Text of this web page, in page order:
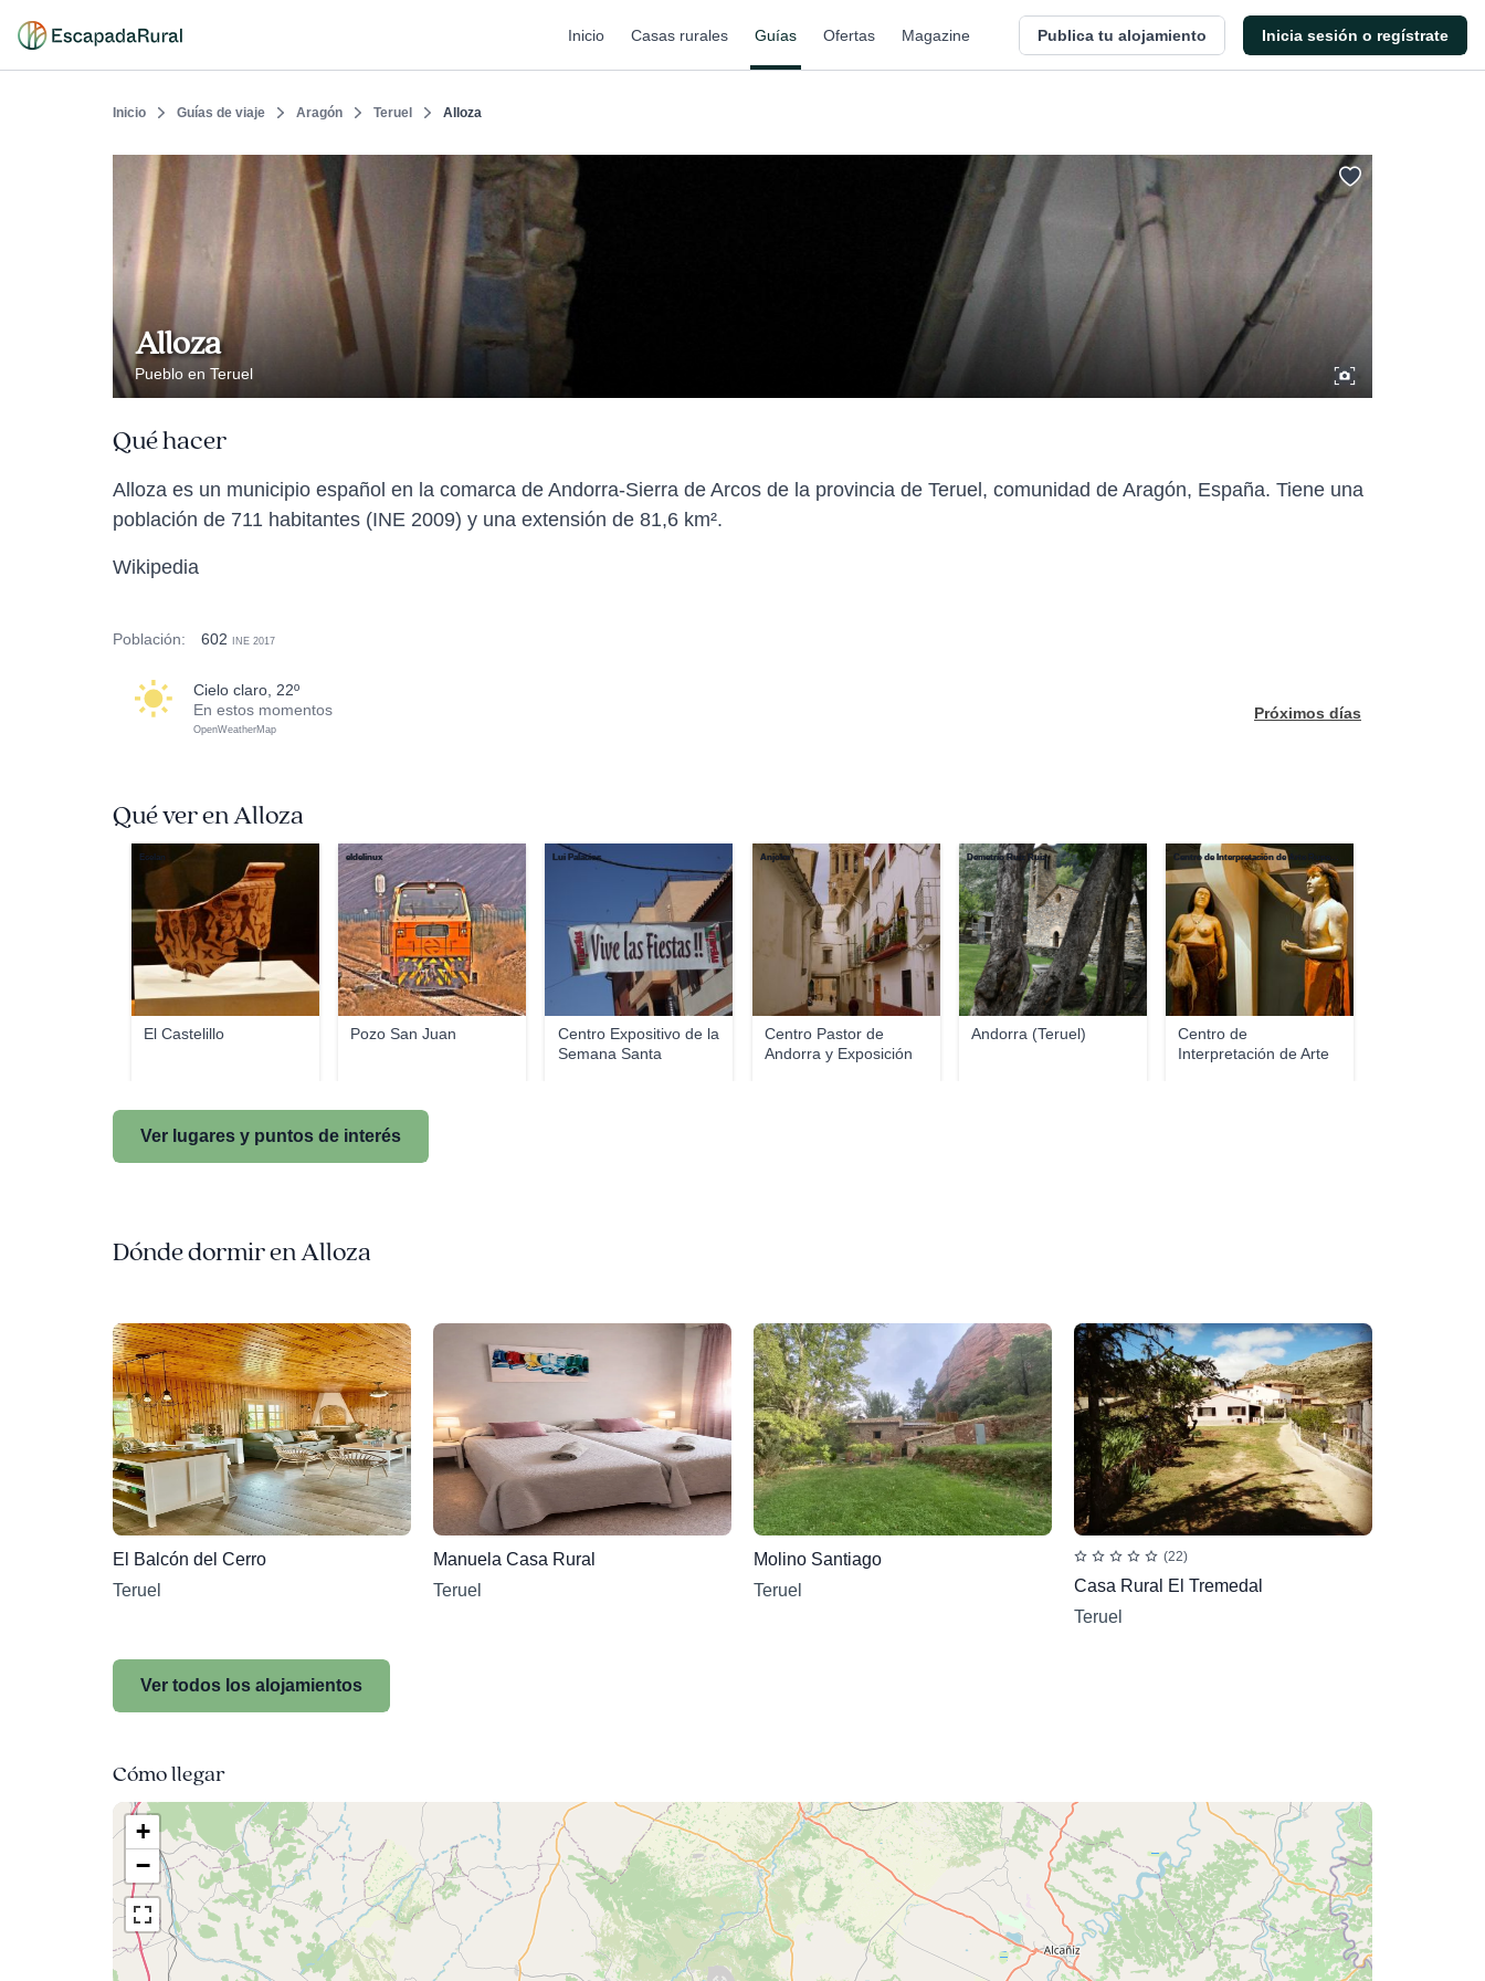
Inicio Casas rurales Guías Ofertas Magazine Publica tu alojamiento Inicia sesión o regístrate
Inicio Guías de viaje Aragón Teruel Alloza
Alloza
Pueblo en Teruel
Qué hacer
Alloza es un municipio español en la comarca de Andorra-Sierra de Arcos de la provincia de Teruel, comunidad de Aragón, España. Tiene una
población de 711 habitantes (INE 2009) y una extensión de 81,6 km².
Wikipedia
Población: 602 INE 2017
cielo claro, 22º
En estos momentos
OpenWeatherMap
Próximos días
Qué ver en Alloza
El Castelillo
Ecelan
Pozo San Juan
eldelinux
Centro Expositivo de la
Semana Santa
Lui Palacios
Centro Pastor de
Andorra y Exposición
Anjolm
Andorra (Teruel)
Demetrio Ruiz Ruiz
Centro de
Interpretación de Arte
Centro de Interpretación de Arte Rupestre "Antonio Beltrán"
Ver lugares y puntos de interés
Dónde dormir en Alloza
El Balcón del Cerro
Teruel
Manuela Casa Rural
Teruel
Molino Santiago
Teruel
(22)
Casa Rural El Tremedal
Teruel
Ver todos los alojamientos
Cómo llegar
+
−